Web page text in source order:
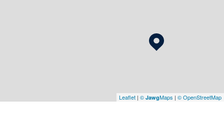
Leaflet | © JawgMaps | © OpenStreetMap